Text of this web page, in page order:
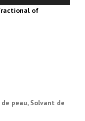
of
peau, Solvant de